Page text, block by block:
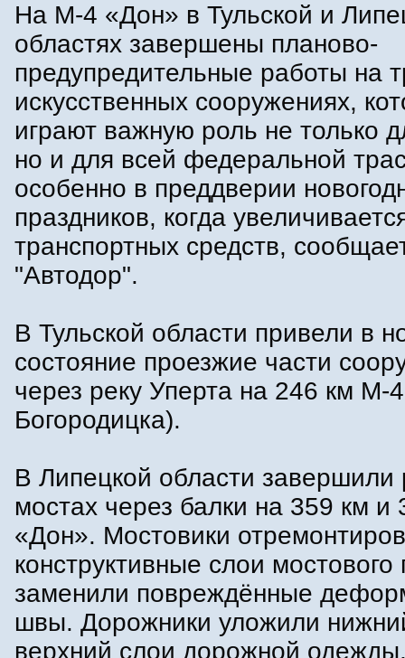
На М-4 «Дон» в Тульской и
областях завершены планово-
предупредительные работы на
искусственных сооружениях,
играют важную роль не только
но и для всей федеральной
особенно в преддверии
праздников, когда
транспортных средств,
"Автодор".
В Тульской области привели в
состояние проезжие части
через реку Уперта на 246 км М-
Богородицка).
В Липецкой области завершили
мостах через балки на 359 км
«Дон». Мостовики
конструктивные слои мостового
заменили повреждённые
швы. Дорожники уложили
верхний слои дорожной